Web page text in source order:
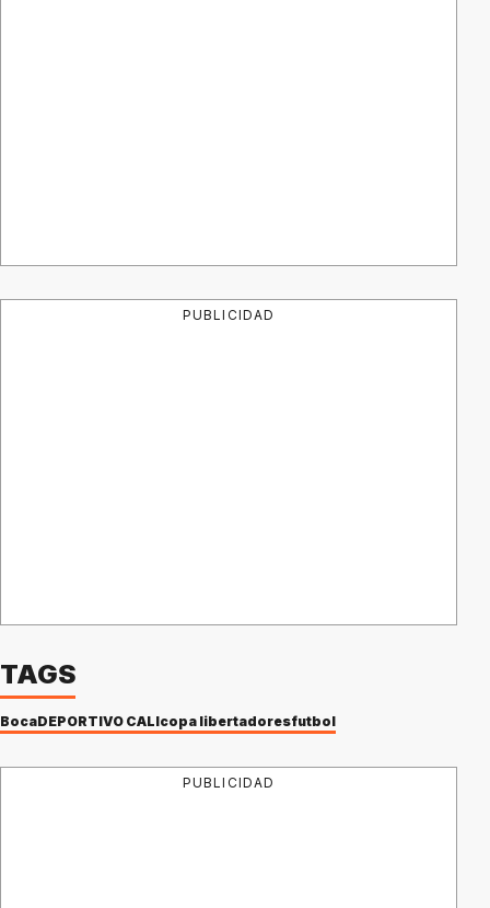
PUBLICIDAD
TAGS
BocaDEPORTIVO CALIcopa libertadoresfutbol
PUBLICIDAD